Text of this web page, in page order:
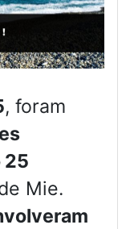
, foram
25
Mie.